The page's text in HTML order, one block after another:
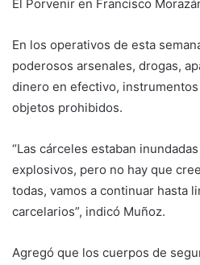
El Porvenir en Francisco
En los operativos de esta
poderosos arsenales, drogas,
dinero en efectivo,
objetos prohibidos.
“Las cárceles estaban
explosivos, pero no hay que
todas, vamos a continuar hasta
carcelarios”, indicó Muñoz.
Agregó que los cuerpos de